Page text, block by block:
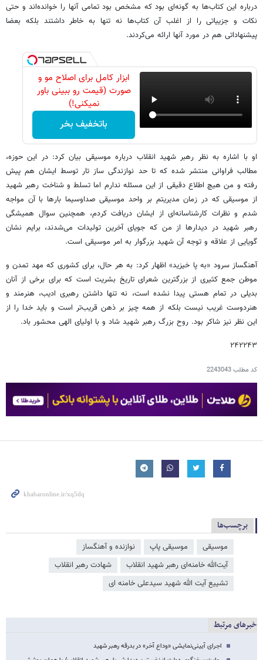
درباره این کتاب‌ها به گونه‌ای بود که مشخص بود تمامی آنها را خوانده‌اند و حتی
نکات و جزییاتی را از اغلب آن کتاب‌ها نه تنها به خاطر داشتند بلکه بعضا
پیشنهاداتی هم در مورد آنها ارائه می‌کردند.
ابزار کامل برای اصلاح مو و
صورت (قیمت رو ببینی باور
نمیکنی!)
باتخفیف بخر
او با اشاره به نظر رهبر شهید انقلاب درباره موسیقی بیان کرد: در این حوزه،
مطالب فراوانی منتشر شده که تا حد نوازندگی ساز تار توسط ایشان هم پیش
رفته و من هیچ اطلاع دقیقی از این مسئله ندارم اما تسلط و شناخت رهبر شهید
از موسیقی که در زمان مدیریتم بر واحد موسیقی صداوسیما بارها با آن مواجه
شدم و نظرات کارشناسانه‌ای از ایشان دریافت کردم، همچنین سوال همیشگی
رهبر شهید در دیدارها از من که جویای آخرین تولیدات می‌شدند، برایم نشان
گویایی از علاقه و توجه آن شهید بزرگوار به امر موسیقی است.
آهنگساز سرود «به پا خیزید» اظهار کرد: به هر حال، برای کشوری که مهد تمدن و
موطن جمع کثیری از بزرگترین شعرای تاریخ بشریت است که برای برخی از آنان
بدیلی در تمام هستی پیدا نشده است، نه تنها داشتن رهبری ادیب، هنرمند و
هنردوست غریب نیست بلکه از همه چیز بر ذهن قریب‌تر است و باید خدا را از
این نظر نیز شاکر بود. روح بزرگ رهبر شهید شاد و با اولیای الهی محشور باد.
۲۴۲۲۴۳
کد مطلب2243043
برچسب‌ها
موسیقی موسیقی پاپ
نوازنده و آهنگساز
آیت‌الله خامنه‌ای رهبر شهید انقلاب
شهادت رهبر انقلاب
تشییع آیت الله شهید سیدعلی خامنه ای
خبرهای مرتبط
اجرای آیینی‌نمایشی «وداع آخر» در بدرقه رهبر شهید